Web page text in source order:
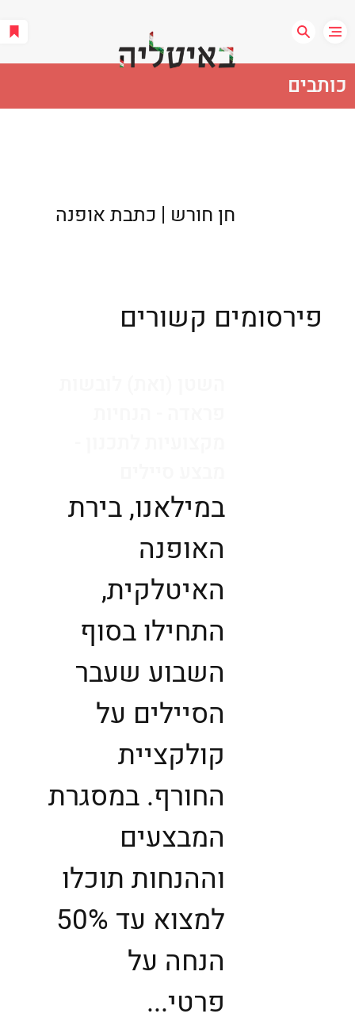
פירסומים קשורים
במילאנו, בירת
האופנה
האיטלקית,
התחילו בסוף
השבוע שעבר
הסיילים על
קולקציית
החורף. במסגרת
המבצעים
וההנחות תוכלו
למצוא עד 50%
הנחה על
פרטי...
חן חורש | כתבת אופנה
כותבים